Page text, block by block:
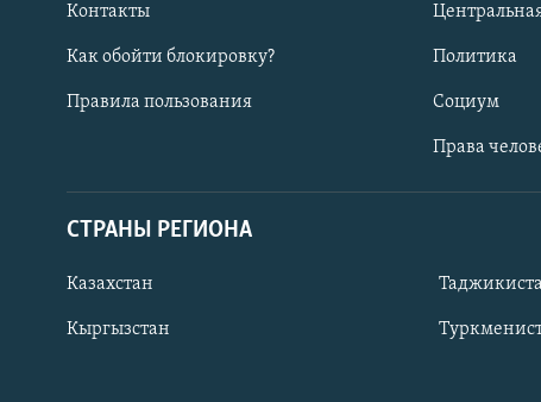
Контакты
Как обойти блокировку?
Правила пользования
Политика
Социум
Права
СТРАНЫ РЕГИОНА
Казахстан
Кыргызстан